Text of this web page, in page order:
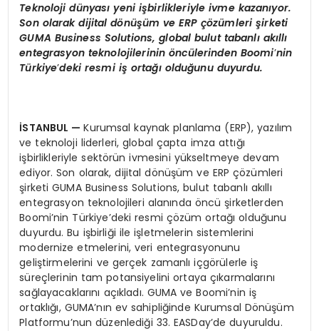
Teknoloji dünyası yeni işbirlikleriyle ivme kazanıyor.
Son olarak dijital dönüşüm ve ERP çözümleri şirketi
GUMA Business Solutions, global bulut tabanlı akıllı
entegrasyon teknolojilerinin öncülerinden Boomi’nin
Türkiye’deki resmi iş ortağı olduğunu duyurdu.
İSTANBUL —Kurumsal kaynak planlama (ERP), yazılım
ve teknoloji liderleri, global çapta imza attığı
işbirlikleriyle sektörün ivmesini yükseltmeye devam
ediyor. Son olarak, dijital dönüşüm ve ERP çözümleri
şirketi GUMA Business Solutions, bulut tabanlı akıllı
entegrasyon teknolojileri alanında öncü şirketlerden
Boomi’nin Türkiye’deki resmi çözüm ortağı olduğunu
duyurdu. Bu işbirliği ile işletmelerin sistemlerini
modernize etmelerini, veri entegrasyonunu
geliştirmelerini ve gerçek zamanlı içgörülerle iş
süreçlerinin tam potansiyelini ortaya çıkarmalarını
sağlayacaklarını açıkladı. GUMA ve Boomi’nin iş
ortaklığı, GUMA’nın ev sahipliğinde Kurumsal Dönüşüm
Platformu’nun düzenlediği 33. EASDay’de duyuruldu.